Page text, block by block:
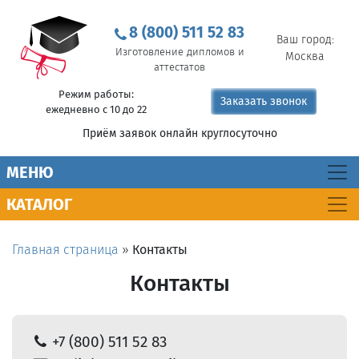
8 (800) 511 52 83
Изготовление дипломов и
аттестатов
Ваш город:
Москва
Режим работы:
ежедневно с 10 до 22
Заказать звонок
Приём заявок онлайн круглосуточно
MEНЮ
КАТАЛОГ
Главная страница » Контакты
Контакты
+7 (800) 511 52 83